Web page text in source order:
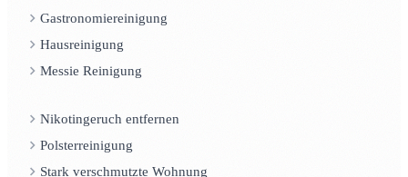
Gastronomiereinigung
Hausreinigung
Messie Reinigung
Nikotingeruch entfernen
Polsterreinigung
Stark verschmutzte Wohnung